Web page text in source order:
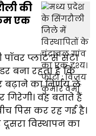
की
एक
प्लांट से सटा
बना रहता है कि
का निर्णय ले
वह बताते हैं
पिस कर रह गई है।
विस्थापन का